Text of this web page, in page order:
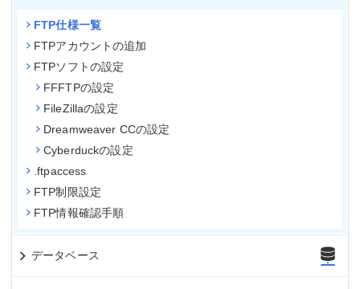
FTP仕様一覧
FTPアカウントの追加
FTPソフトの設定
FFFTPの設定
FileZillaの設定
Dreamweaver CCの設定
Cyberduckの設定
.ftpaccess
FTP制限設定
FTP情報確認手順
データベース